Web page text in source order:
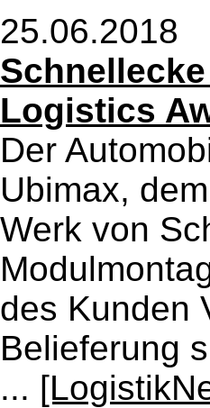
25.06.2018
Logistics
Der
Ubimax,
Werk von
des Kunden
Belieferung
...